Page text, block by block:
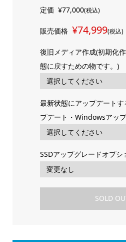
定価 ¥77,000(税込)
販売価格 ¥74,999(税込)
復旧メディア作成(初期化
態に戻すための物です。)
最新状態にアップデート
プデート・Windowsアッ
SSDアップグレードオプシ
SOLD